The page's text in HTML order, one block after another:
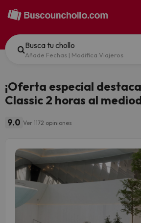
Busca tu chollo
Añade Fechas | Modifica Viajeros
¡Oferta especial
Classic 2 horas al
9.0 Ver 1172 opiniones